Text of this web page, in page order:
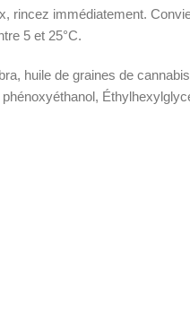
rincez immédiatement.
5 et 25°C.
huile de graines de